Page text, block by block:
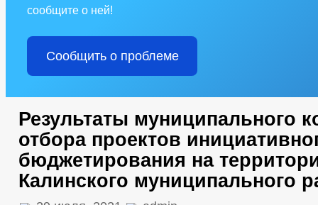
сообщите о ней!
Сообщить о проблеме
Результаты муниципального
отбора проектов
бюджетирования на
Калинского муниципального